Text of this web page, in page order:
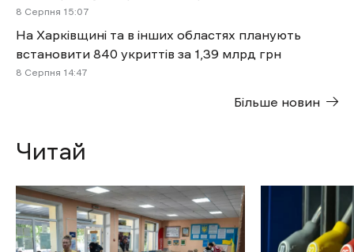
8 Cерпня 15:07
На Харківщині та в інших областях планують
встановити 840 укриттів за 1,39 млрд грн
8 Cерпня 14:47
Більше новин
Читай